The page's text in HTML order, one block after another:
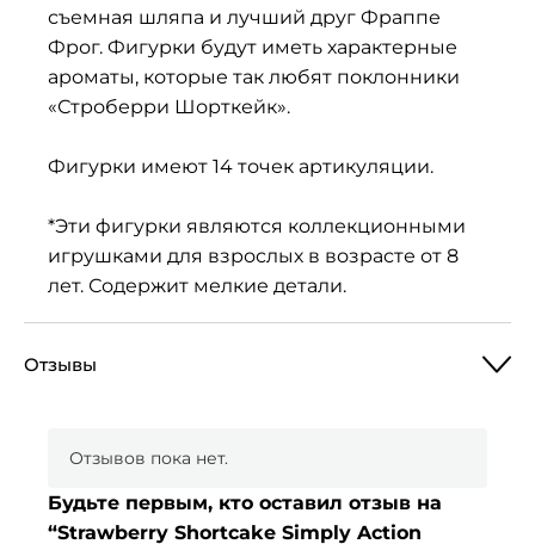
съемная шляпа и лучший друг Фраппе
Фрог. Фигурки будут иметь характерные
ароматы, которые так любят поклонники
«Строберри Шорткейк».
Фигурки имеют 14 точек артикуляции.
*Эти фигурки являются коллекционными
игрушками для взрослых в возрасте от 8
лет. Содержит мелкие детали.
Отзывы
Отзывов пока нет.
Будьте первым, кто оставил отзыв на
“Strawberry Shortcake Simply Action